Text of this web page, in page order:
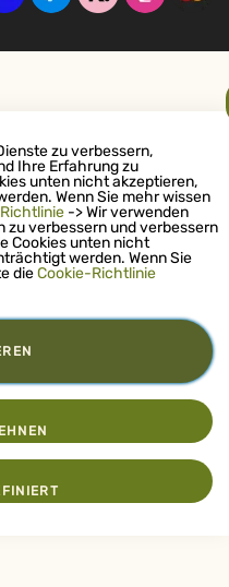
zu verbessern,
Ihre Erfahrung zu
unten nicht akzeptieren,
Wenn Sie mehr wissen
-> Wir verwenden
zu verbessern und verbessern
Cookies unten nicht
werden. Wenn Sie
dieCookie-Richtlinie